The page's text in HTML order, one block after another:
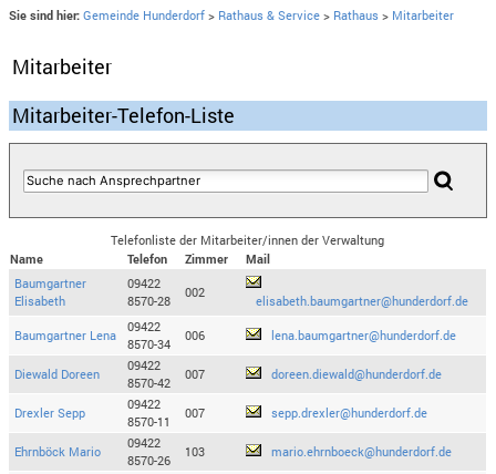
Sie sind hier: Gemeinde Hunderdorf > Rathaus & Service > Rathaus > Mitarbeiter
Mitarbeiter
Mitarbeiter-Telefon-Liste
Telefonliste der Mitarbeiter/innen der Verwaltung
Name
Telefon Zimmer
Mail
Baumgartner
Elisabeth
09422
8570-28
002
elisabeth.baumgartner@hunderdorf.de
Baumgartner Lena
09422
8570-34
006 lena.baumgartner@hunderdorf.de
Diewald Doreen
09422
8570-42
007 doreen.diewald@hunderdorf.de
Drexler Sepp
09422
8570-11
007 sepp.drexler@hunderdorf.de
Ehrnböck Mario
09422
8570-26
103 mario.ehrnboeck@hunderdorf.de